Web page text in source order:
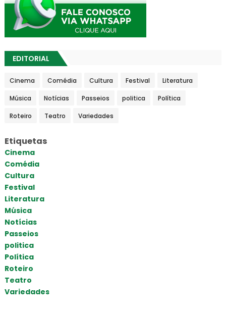
EDITORIAL
Cinema Comédia Cultura Festival Literatura
Música Notícias Passeios politica Política
Roteiro Teatro Variedades
Etiquetas
Cinema
Comédia
Cultura
Festival
Literatura
Música
Notícias
Passeios
politica
Política
Roteiro
Teatro
Variedades